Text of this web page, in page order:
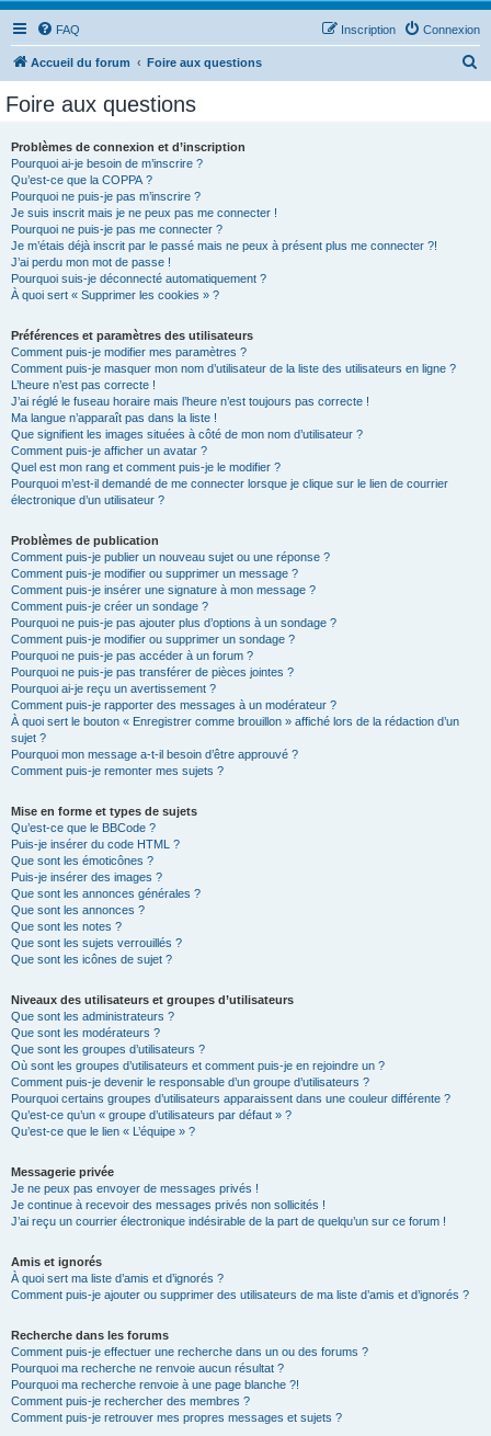
FAQ Connexion
Inscription
Accueil du forum Foire aux questions
Foire aux questions
Problèmes de connexion et d’inscription
Pourquoi ai-je besoin de m’inscrire ?
Qu’est-ce que la COPPA ?
Pourquoi ne puis-je pas m’inscrire ?
Je suis inscrit mais je ne peux pas me connecter !
Pourquoi ne puis-je pas me connecter ?
Je m’étais déjà inscrit par le passé mais ne peux à présent plus me connecter ?!
J’ai perdu mon mot de passe !
Pourquoi suis-je déconnecté automatiquement ?
À quoi sert « Supprimer les cookies » ?
Préférences et paramètres des utilisateurs
Comment puis-je modifier mes paramètres ?
Comment puis-je masquer mon nom d’utilisateur de la liste des utilisateurs en ligne ?
L’heure n’est pas correcte !
J’ai réglé le fuseau horaire mais l’heure n’est toujours pas correcte !
Ma langue n’apparaît pas dans la liste !
Que signifient les images situées à côté de mon nom d’utilisateur ?
Comment puis-je afficher un avatar ?
Quel est mon rang et comment puis-je le modifier ?
Pourquoi m’est-il demandé de me connecter lorsque je clique sur le lien de courrier
électronique d’un utilisateur ?
Problèmes de publication
Comment puis-je publier un nouveau sujet ou une réponse ?
Comment puis-je modifier ou supprimer un message ?
Comment puis-je insérer une signature à mon message ?
Comment puis-je créer un sondage ?
Pourquoi ne puis-je pas ajouter plus d’options à un sondage ?
Comment puis-je modifier ou supprimer un sondage ?
Pourquoi ne puis-je pas accéder à un forum ?
Pourquoi ne puis-je pas transférer de pièces jointes ?
Pourquoi ai-je reçu un avertissement ?
Comment puis-je rapporter des messages à un modérateur ?
À quoi sert le bouton « Enregistrer comme brouillon » affiché lors de la rédaction d’un
sujet ?
Pourquoi mon message a-t-il besoin d’être approuvé ?
Comment puis-je remonter mes sujets ?
Mise en forme et types de sujets
Qu’est-ce que le BBCode ?
Puis-je insérer du code HTML ?
Que sont les émoticônes ?
Puis-je insérer des images ?
Que sont les annonces générales ?
Que sont les annonces ?
Que sont les notes ?
Que sont les sujets verrouillés ?
Que sont les icônes de sujet ?
Niveaux des utilisateurs et groupes d’utilisateurs
Que sont les administrateurs ?
Que sont les modérateurs ?
Que sont les groupes d’utilisateurs ?
Où sont les groupes d’utilisateurs et comment puis-je en rejoindre un ?
Comment puis-je devenir le responsable d’un groupe d’utilisateurs ?
Pourquoi certains groupes d’utilisateurs apparaissent dans une couleur différente ?
Qu’est-ce qu’un « groupe d’utilisateurs par défaut » ?
Qu’est-ce que le lien « L’équipe » ?
Messagerie privée
Je ne peux pas envoyer de messages privés !
Je continue à recevoir des messages privés non sollicités !
J’ai reçu un courrier électronique indésirable de la part de quelqu’un sur ce forum !
Amis et ignorés
À quoi sert ma liste d’amis et d’ignorés ?
Comment puis-je ajouter ou supprimer des utilisateurs de ma liste d’amis et d’ignorés ?
Recherche dans les forums
Comment puis-je effectuer une recherche dans un ou des forums ?
Pourquoi ma recherche ne renvoie aucun résultat ?
Pourquoi ma recherche renvoie à une page blanche ?!
Comment puis-je rechercher des membres ?
Comment puis-je retrouver mes propres messages et sujets ?